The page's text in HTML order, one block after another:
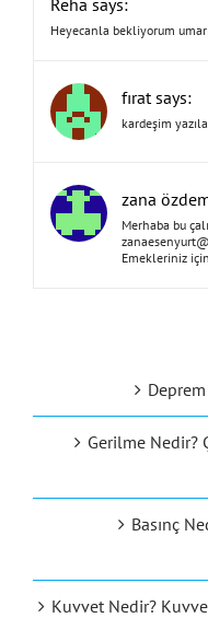
Heyecanla bekliyorum
fırat says:
kardeşim
zana
Merhaba bu
Emekleriniz
Gerilme Nedir?
Basınç
Kuvvet Nedir?